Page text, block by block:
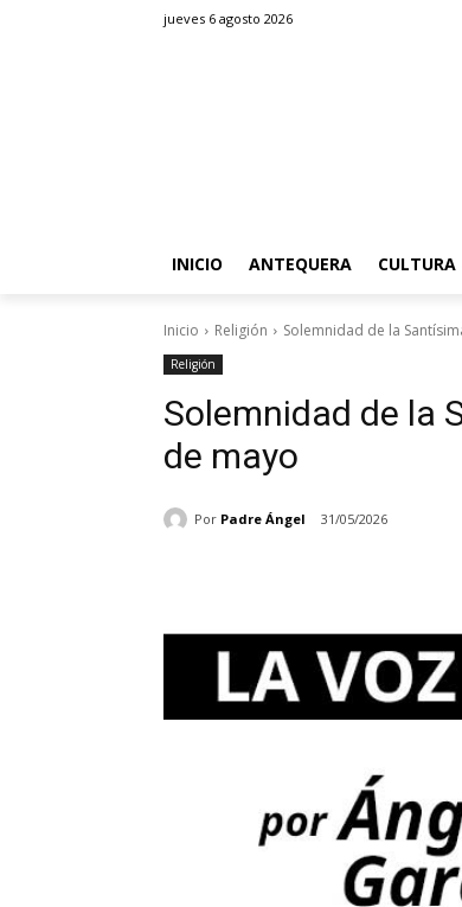
jueves 6 agosto 2026
INICIO ANTEQUERA CULTURA
Inicio Religión Solemnidad de la
Religión
Solemnidad de la
de mayo
Por Padre Ángel 31/05/2026